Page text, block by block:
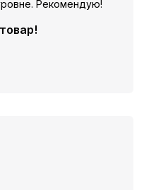
Рекомендую!